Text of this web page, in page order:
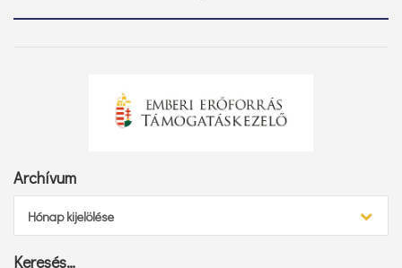
Archívum
Hónap kijelölése
Keresés…